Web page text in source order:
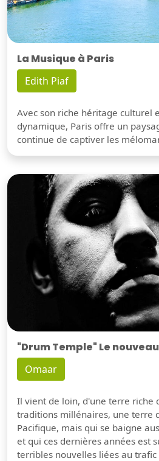
La Musique à Paris
Edith Piaf
Avec son riche héritage culturel
dynamique, Paris offre un
continue de captiver les
"Drum Temple" Le
Omaar
Il vient de loin, d'une terre riche
traditions millénaires, une terre
Pacifique, mais qui se baigne
et qui ces dernières années est
terribles nouvelles liées au trafic